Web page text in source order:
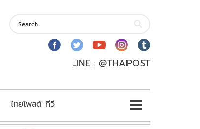
LINE : @THAIPOST
ไทยโพสต์ ทีวี